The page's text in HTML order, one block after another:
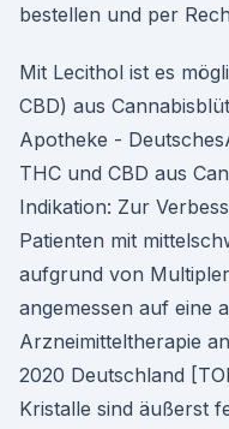
bestellen und per
Mit Lecithol ist es
CBD) aus
Apotheke -
THC und CBD aus
Indikation: Zur
Patienten mit
aufgrund von
angemessen auf eine
Arzneimitteltherapie
2020 Deutschland
Kristalle sind äußerst